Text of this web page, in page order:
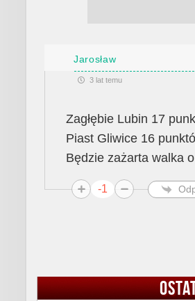
Jarosław
3 lat temu
Zagłębie Lubin 17
Piast Gliwice 16
Będzie zażarta walka
-1